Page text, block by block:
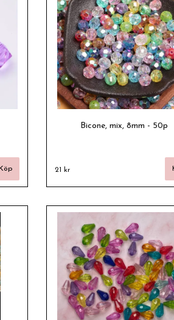
Bicone, mix, 8mm - 50p
21 kr